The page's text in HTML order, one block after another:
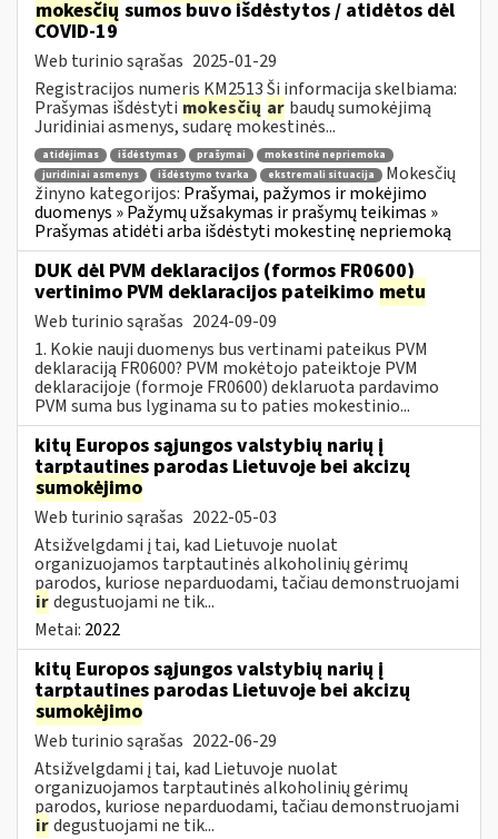
mokesčių sumos buvo išdėstytos / atidėtos dėl
COVID-19
Web turinio sąrašas 2025-01-29
Registracijos numeris KM2513 Ši informacija skelbiama:
Prašymas išdėstyti mokesčių ar baudų sumokėjimą
Juridiniai asmenys, sudarę mokestinės...
atidėjimas išdėstymas prašymai
mokestinė nepriemoka
juridiniai asmenys
išdėstymo tvarka ekstremali situacija
Mokesčių
žinyno kategorijos: Prašymai, pažymos ir mokėjimo
duomenys » Pažymų užsakymas ir prašymų teikimas »
Prašymas atidėti arba išdėstyti mokestinę nepriemoką
DUK dėl PVM deklaracijos (formos FR0600)
vertinimo PVM deklaracijos pateikimo metu
Web turinio sąrašas 2024-09-09
1. Kokie nauji duomenys bus vertinami pateikus PVM
deklaraciją FR0600? PVM mokėtojo pateiktoje PVM
deklaracijoje (formoje FR0600) deklaruota pardavimo
PVM suma bus lyginama su to paties mokestinio...
kitų Europos sąjungos valstybių narių į
tarptautines parodas Lietuvoje bei akcizų
sumokėjimo
Web turinio sąrašas 2022-05-03
Atsižvelgdami į tai, kad Lietuvoje nuolat
organizuojamos tarptautinės alkoholinių gėrimų
parodos, kuriose neparduodami, tačiau demonstruojami
irdegustuojami ne tik...
Metai: 2022
kitų Europos sąjungos valstybių narių į
tarptautines parodas Lietuvoje bei akcizų
sumokėjimo
Web turinio sąrašas 2022-06-29
Atsižvelgdami į tai, kad Lietuvoje nuolat
organizuojamos tarptautinės alkoholinių gėrimų
parodos, kuriose neparduodami, tačiau demonstruojami
irdegustuojami ne tik...